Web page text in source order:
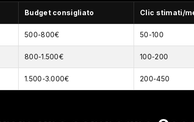
Budget consigliato Clic stimati/
500-800€ 50-100
800-1.500€ 100-200
1.500-3.000€ 200-450